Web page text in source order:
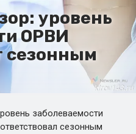
уровень
ОРВИ
сезонным
заболеваемости
сезонным